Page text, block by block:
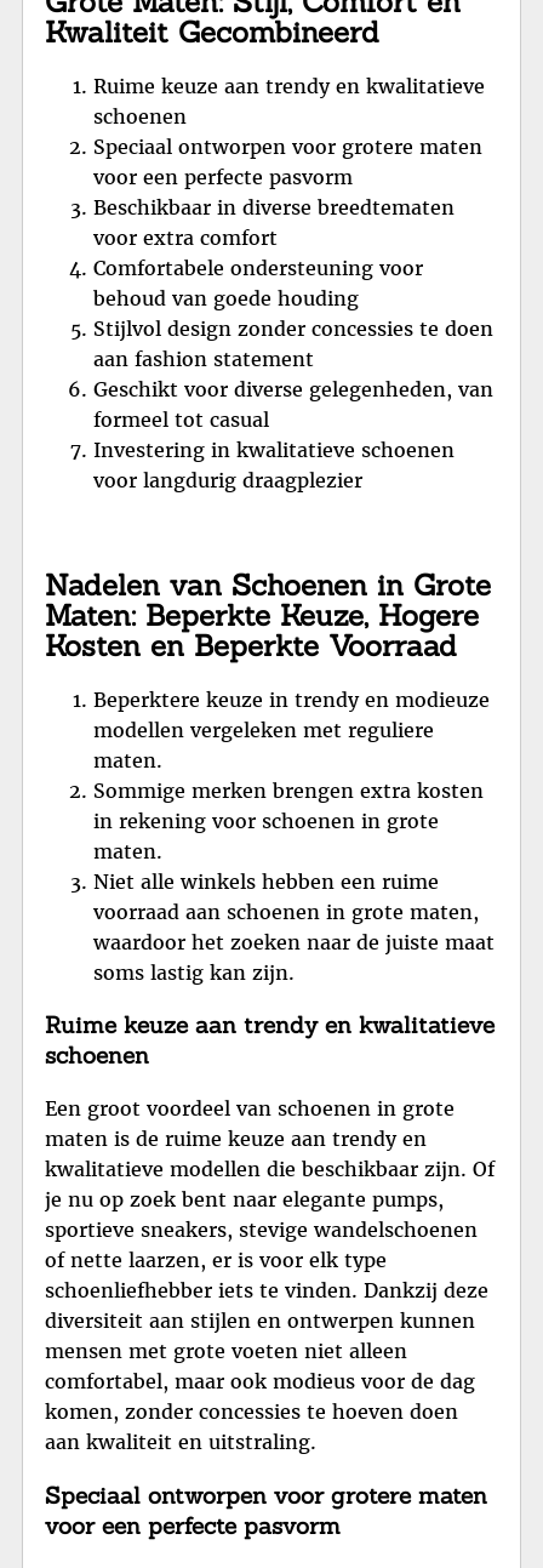
Kwaliteit Gecombineerd
Ruime keuze aan trendy en kwalitatieve
schoenen
Speciaal ontworpen voor grotere maten
voor een perfecte pasvorm
Beschikbaar in diverse breedtematen
voor extra comfort
Comfortabele ondersteuning voor
behoud van goede houding
Stijlvol design zonder concessies te doen
aan fashion statement
Geschikt voor diverse gelegenheden, van
formeel tot casual
Investering in kwalitatieve schoenen
voor langdurig draagplezier
Nadelen van Schoenen in Grote
Maten: Beperkte Keuze, Hogere
Kosten en Beperkte Voorraad
Beperktere keuze in trendy en modieuze
modellen vergeleken met reguliere
maten.
Sommige merken brengen extra kosten
in rekening voor schoenen in grote
maten.
Niet alle winkels hebben een ruime
voorraad aan schoenen in grote maten,
waardoor het zoeken naar de juiste maat
soms lastig kan zijn.
Ruime keuze aan trendy en kwalitatieve
schoenen
Een groot voordeel van schoenen in grote
maten is de ruime keuze aan trendy en
kwalitatieve modellen die beschikbaar zijn. Of
je nu op zoek bent naar elegante pumps,
sportieve sneakers, stevige wandelschoenen
of nette laarzen, er is voor elk type
schoenliefhebber iets te vinden. Dankzij deze
diversiteit aan stijlen en ontwerpen kunnen
mensen met grote voeten niet alleen
comfortabel, maar ook modieus voor de dag
komen, zonder concessies te hoeven doen
aan kwaliteit en uitstraling.
Speciaal ontworpen voor grotere maten
voor een perfecte pasvorm